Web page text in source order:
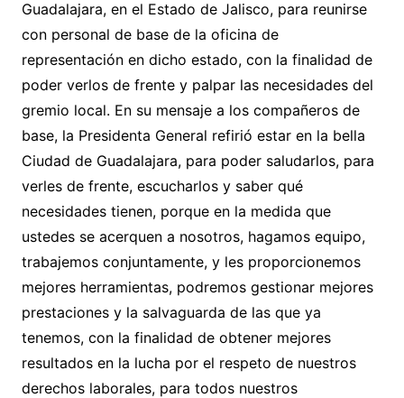
Guadalajara, en el Estado de Jalisco, para reunirse
con personal de base de la oficina de
representación en dicho estado, con la finalidad de
poder verlos de frente y palpar las necesidades del
gremio local. En su mensaje a los compañeros de
base, la Presidenta General refirió estar en la bella
Ciudad de Guadalajara, para poder saludarlos, para
verles de frente, escucharlos y saber qué
necesidades tienen, porque en la medida que
ustedes se acerquen a nosotros, hagamos equipo,
trabajemos conjuntamente, y les proporcionemos
mejores herramientas, podremos gestionar mejores
prestaciones y la salvaguarda de las que ya
tenemos, con la finalidad de obtener mejores
resultados en la lucha por el respeto de nuestros
derechos laborales, para todos nuestros